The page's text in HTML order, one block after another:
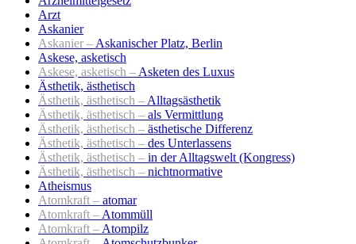
Arzt
Askanier
Askanier – Askanischer Platz, Berlin
Askese, asketisch
Askese, asketisch – Asketen des Luxus
Ästhetik, ästhetisch
Ästhetik, ästhetisch – Alltagsästhetik
Ästhetik, ästhetisch – als Vermittlung
Ästhetik, ästhetisch – ästhetische Differenz
Ästhetik, ästhetisch – des Unterlassens
Ästhetik, ästhetisch – in der Alltagswelt (Kongress)
Ästhetik, ästhetisch – nichtnormative
Atheismus
Atomkraft – atomar
Atomkraft – Atommüll
Atomkraft – Atompilz